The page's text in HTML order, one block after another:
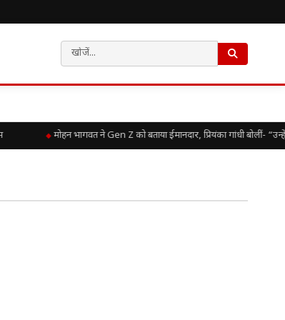
मोहन भागवत ने Gen Z को बताया ईमानदार, प्रियंका गांधी बोलीं-